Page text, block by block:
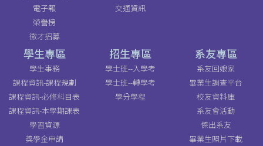
電子報
榮譽榜
徵才招募
交通資訊
學生專區
學生事務
課程資訊-課程規劃
課程資訊-必修科目表
課程資訊-本學期課表
學習資源
獎學金申請
招生專區
學士班--入學考
學士班--轉學考
學分學程
系友專區
系友回娘家
畢業生調查平台
校友資料庫
系友會活動
傑出系友
畢業生照片下載